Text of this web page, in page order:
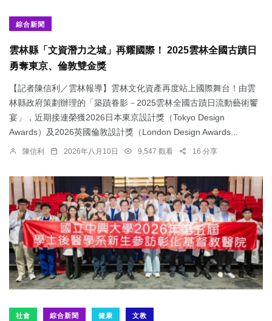
綜合新聞
雲林縣「文資潛力之城」再耀國際！ 2025雲林全國古蹟日
勇奪東京、倫敦雙金獎
【記者陳信利／雲林報導】雲林文化資產再度站上國際舞台！由雲
林縣政府策劃辦理的「築蹟眷影－2025雲林全國古蹟日流動藝術饗
宴」，近期接連榮獲2026日本東京設計獎（Tokyo Design
Awards）及2026英國倫敦設計獎（London Design Awards...
陳信利 2026年八月10日 9,547 觀看 16 分享
社會 綜合新聞 健康 文教